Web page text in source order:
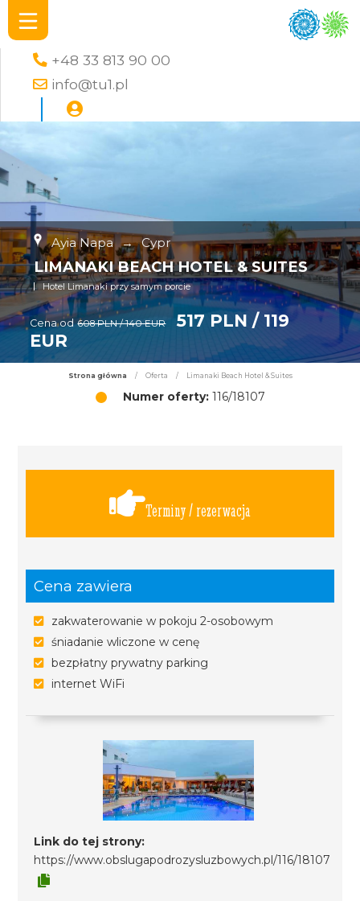
+48 33 813 90 00
info@tu1.pl
Ayia Napa → Cypr
LIMANAKI BEACH HOTEL & SUITES
Hotel Limanaki przy samym porcie
Cena od 608 PLN / 140 EUR
517 PLN / 119
EUR
Strona główna / Oferta / Limanaki Beach Hotel & Suites
Numer oferty:116/18107
Terminy / rezerwacja
Cena zawiera
zakwaterowanie w pokoju 2-osobowym
śniadanie wliczone w cenę
bezpłatny prywatny parking
internet WiFi
Link do tej strony:
https://www.obslugapodrozysluzbowych.pl/116/18107